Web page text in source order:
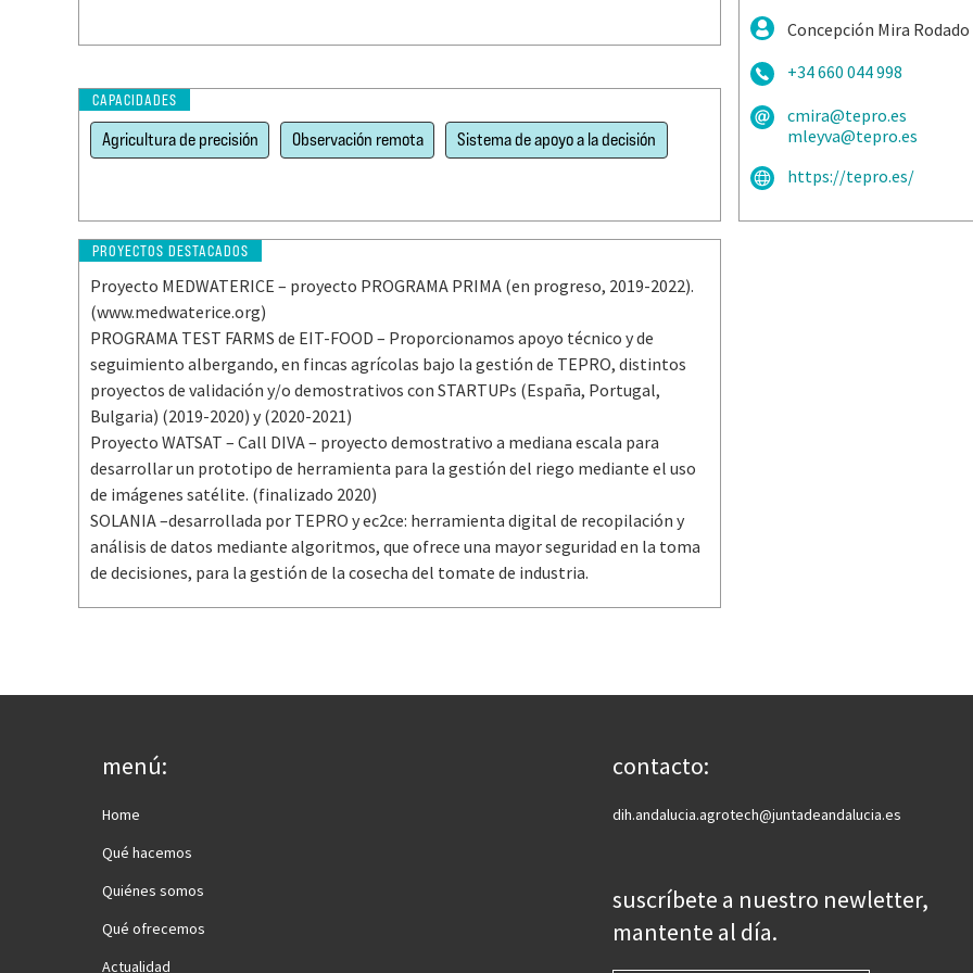
Concepción Mira Rodado
+34 660 044 998
cmira@tepro.es
mleyva@tepro.es
https://tepro.es/
Agricultura de precisión Observación remota Sistema de apoyo a la decisión
CAPACIDADES
Proyecto MEDWATERICE – proyecto PROGRAMA PRIMA (en progreso, 2019-2022).
(www.medwaterice.org)
PROGRAMA TEST FARMS de EIT-FOOD – Proporcionamos apoyo técnico y de
seguimiento albergando, en fincas agrícolas bajo la gestión de TEPRO, distintos
proyectos de validación y/o demostrativos con STARTUPs (España, Portugal,
Bulgaria) (2019-2020) y (2020-2021)
Proyecto WATSAT – Call DIVA – proyecto demostrativo a mediana escala para
desarrollar un prototipo de herramienta para la gestión del riego mediante el uso
de imágenes satélite. (finalizado 2020)
SOLANIA –desarrollada por TEPRO y ec2ce: herramienta digital de recopilación y
análisis de datos mediante algoritmos, que ofrece una mayor seguridad en la toma
de decisiones, para la gestión de la cosecha del tomate de industria.
PROYECTOS DESTACADOS
menú:
Home
Qué hacemos
Quiénes somos
Qué ofrecemos
Actualidad
contacto:
dih.andalucia.agrotech@juntadeandalucia.es
suscríbete a nuestro newletter,
mantente al día.